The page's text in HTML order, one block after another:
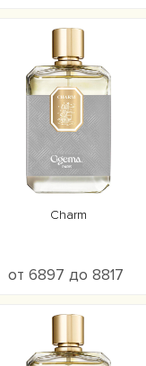
Charm
от 6897 до 8817